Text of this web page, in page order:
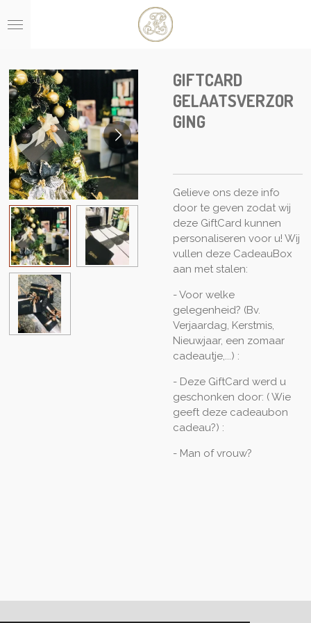
direct
hoofdinhoud
GIFTCARD
GELAATSVERZOR
GING
Gelieve ons deze info
door te geven zodat wij
deze GiftCard kunnen
personaliseren voor u! Wij
vullen deze CadeauBox
aan met stalen:
- Voor welke
gelegenheid? (Bv.
Verjaardag, Kerstmis,
Nieuwjaar, een zomaar
cadeautje,...) :
- Deze GiftCard werd u
geschonken door: ( Wie
geeft deze cadeaubon
cadeau?) :
- Man of vrouw?